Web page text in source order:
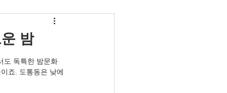
밤
도 독특한 밤문화
죠. 도통동은 낮에